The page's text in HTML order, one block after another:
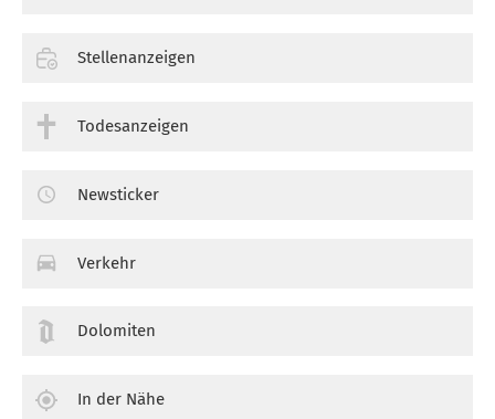
Stellenanzeigen
Todesanzeigen
Newsticker
Verkehr
Dolomiten
In der Nähe